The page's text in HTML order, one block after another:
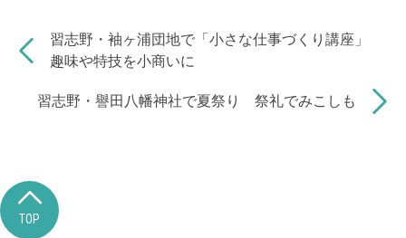
b
o
o
k
d
s
Li
n
k
習志野・袖ヶ浦団地で「小さな仕事づくり講座」
趣味や特技を小商いに
習志野・譽田八幡神社で夏祭り 祭礼でみこしも
TOP